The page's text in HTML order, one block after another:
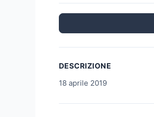
DESCRIZIONE
18 aprile 2019